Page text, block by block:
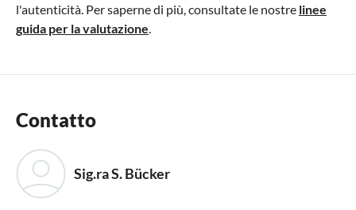
l'autenticità. Per saperne di più, consultate le nostre linee
guida per la valutazione
Contatto
Sig.ra S. Bücker